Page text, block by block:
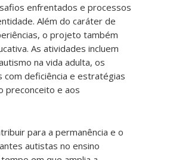
enfrentados e processos
Além do caráter de
o projeto também
As atividades incluem
na vida adulta, os
com deficiência e estratégias
preconceito e aos
para a permanência e o
autistas no ensino